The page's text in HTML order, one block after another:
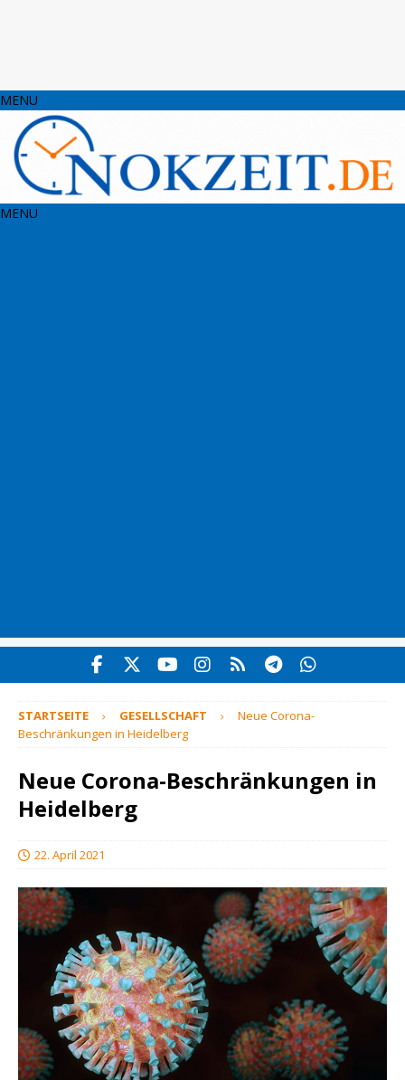
MENU
MENU
STARTSEITE GESELLSCHAFT
Neue Corona-
Beschränkungen in Heidelberg
Neue Corona-Beschränkungen in
Heidelberg
22. April 2021